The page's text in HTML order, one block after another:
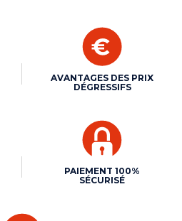
AVANTAGES DES PRIX
DÉGRESSIFS
PAIEMENT 100%
SÉCURISÉ